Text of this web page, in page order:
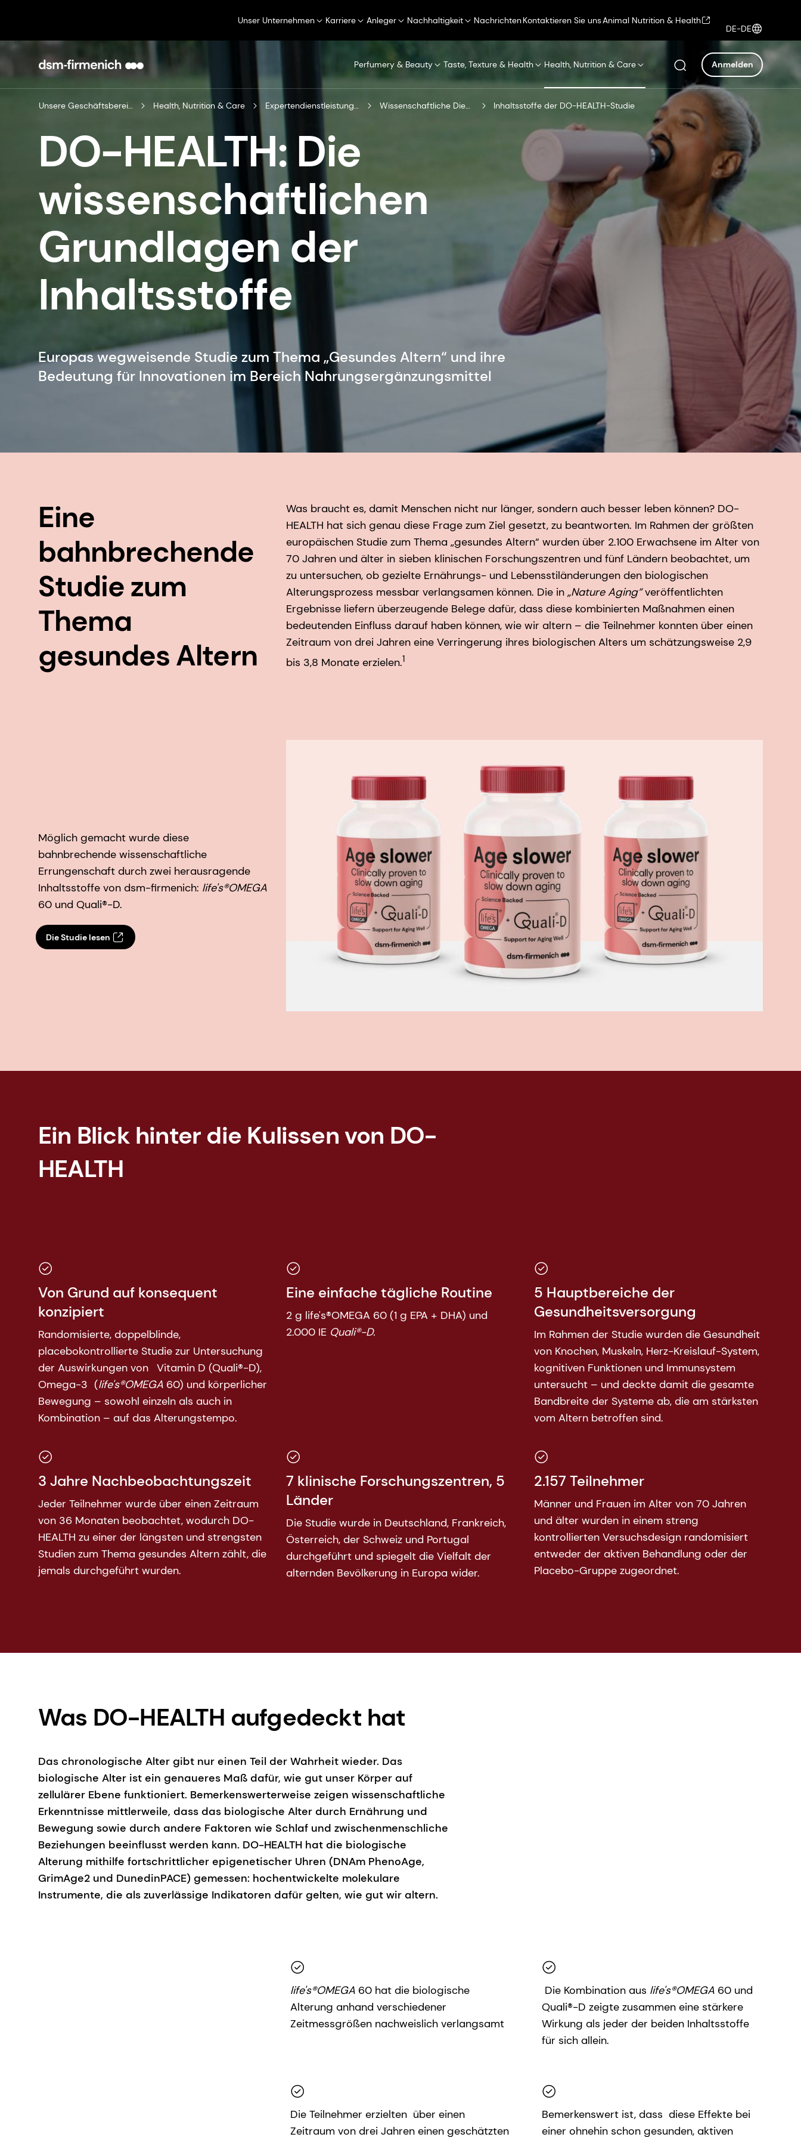
Unser Unternehmen Karriere Anleger Nachhaltigkeit NachrichtenKontaktieren Sie unsAnimal Nutrition & Health
DE-DE
Perfumery & Beauty Taste, Texture & Health Health, Nutrition & Care Anmelden
Unsere Geschäftsbereiche Health, Nutrition & Care Expertendienstleistungen Wissenschaftliche Dienstleistungen Inhaltsstoffe der DO-HEALTH-Studie
DO-HEALTH: Die
wissenschaftlichen
Grundlagen der
Inhaltsstoffe
Europas wegweisende Studie zum Thema „Gesundes Altern“ und ihre
Bedeutung für Innovationen im Bereich Nahrungsergänzungsmittel
Eine
bahnbrechende
Studie zum
Thema
gesundes Altern
Was braucht es, damit Menschen nicht nur länger, sondern auch besser leben können? DO-
HEALTH hat sich genau diese Frage zum Ziel gesetzt, zu beantworten. Im Rahmen der größten
europäischen Studie zum Thema „gesundes Altern“ wurden über 2.100 Erwachsene im Alter von
70 Jahren und älter in sieben klinischen Forschungszentren und fünf Ländern beobachtet, um
zu untersuchen, ob gezielte Ernährungs- und Lebensstiländerungen den biologischen
Alterungsprozess messbar verlangsamen können. Die in „Nature Aging“veröffentlichten
Ergebnisse liefern überzeugende Belege dafür, dass diese kombinierten Maßnahmen einen
bedeutenden Einfluss darauf haben können, wie wir altern – die Teilnehmer konnten über einen
Zeitraum von drei Jahren eine Verringerung ihres biologischen Alters um schätzungsweise 2,9
bis 3,8 Monate erzielen.1
Möglich gemacht wurde diese
bahnbrechende wissenschaftliche
Errungenschaft durch zwei herausragende
Inhaltsstoffe von dsm-firmenich: life's®OMEGA
60 und Quali®-D.
Die Studie lesen
Ein Blick hinter die Kulissen von DO-
HEALTH
Von Grund auf konsequent
konzipiert
Randomisierte, doppelblinde,
placebokontrollierte Studie zur Untersuchung
der Auswirkungen von Vitamin D (Quali®-D),
Omega-3 (life's®OMEGA 60) und körperlicher
Bewegung – sowohl einzeln als auch in
Kombination – auf das Alterungstempo.
Eine einfache tägliche Routine
2 g life's®OMEGA 60 (1 g EPA + DHA) und
2.000 IE Quali®-D.
5 Hauptbereiche der
Gesundheitsversorgung
Im Rahmen der Studie wurden die Gesundheit
von Knochen, Muskeln, Herz-Kreislauf-System,
kognitiven Funktionen und Immunsystem
untersucht – und deckte damit die gesamte
Bandbreite der Systeme ab, die am stärksten
vom Altern betroffen sind.
3 Jahre Nachbeobachtungszeit
Jeder Teilnehmer wurde über einen Zeitraum
von 36 Monaten beobachtet, wodurch DO-
HEALTH zu einer der längsten und strengsten
Studien zum Thema gesundes Altern zählt, die
jemals durchgeführt wurden.
7 klinische Forschungszentren, 5
Länder
Die Studie wurde in Deutschland, Frankreich,
Österreich, der Schweiz und Portugal
durchgeführt und spiegelt die Vielfalt der
alternden Bevölkerung in Europa wider.
2.157 Teilnehmer
Männer und Frauen im Alter von 70 Jahren
und älter wurden in einem streng
kontrollierten Versuchsdesign randomisiert
entweder der aktiven Behandlung oder der
Placebo-Gruppe zugeordnet.
Was DO-HEALTH aufgedeckt hat
Das chronologische Alter gibt nur einen Teil der Wahrheit wieder. Das
biologische Alter ist ein genaueres Maß dafür, wie gut unser Körper auf
zellulärer Ebene funktioniert. Bemerkenswerterweise zeigen wissenschaftliche
Erkenntnisse mittlerweile, dass das biologische Alter durch Ernährung und
Bewegung sowie durch andere Faktoren wie Schlaf und zwischenmenschliche
Beziehungen beeinflusst werden kann. DO-HEALTH hat die biologische
Alterung mithilfe fortschrittlicher epigenetischer Uhren (DNAm PhenoAge,
GrimAge2 und DunedinPACE) gemessen: hochentwickelte molekulare
Instrumente, die als zuverlässige Indikatoren dafür gelten, wie gut wir altern.
life's®OMEGA60 hat die biologische
Alterung anhand verschiedener
Zeitmessgrößen nachweislich verlangsamt
Die Kombination aus life's®OMEGA 60 und
Quali®-D zeigte zusammen eine stärkere
Wirkung als jeder der beiden Inhaltsstoffe
für sich allein.
Die Teilnehmer erzielten über einen
Zeitraum von drei Jahren einen geschätzten
Bemerkenswert ist, dass diese Effekte bei
einer ohnehin schon gesunden, aktiven